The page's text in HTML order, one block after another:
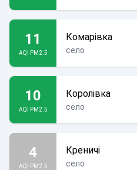
11
AQI PM2.5
Комарівка
село
10
AQI PM2.5
Королівка
село
4
AQI PM2.5
Креничі
село